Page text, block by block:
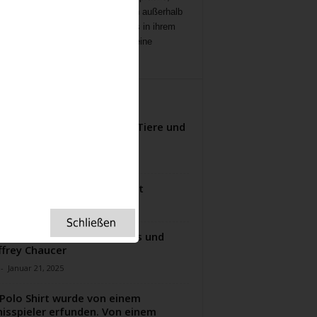
mit Menschen außerhalb
die aber Besonderes in ihrem
geleistet haben, Menschen, die eine
Goodall: ein Leben für die Tiere und
Pie – mein Lieblingsrezept
Ursprung des Valentinstags und
Chaucer
- Januar 21, 2025
Shirt wurde von einem
erfunden. Von einem